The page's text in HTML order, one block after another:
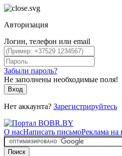
Авторизация
Логин, телефон или email
Забыли пароль?
Не заполнены необходимые поля!
Вход
Нет аккаунта? Зарегистрируйтесь
О насНаписать письмоРеклама на
Поиск